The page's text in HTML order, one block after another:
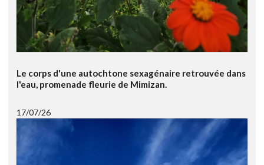
Le corps d'une autochtone sexagénaire retrouvée dans
l'eau, promenade fleurie de Mimizan.
17/07/26